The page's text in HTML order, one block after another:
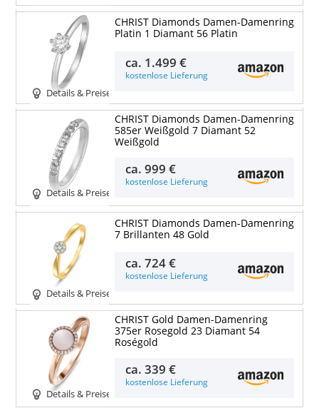
Details & Preise
CHRIST Diamonds Damen-Damenring
Platin 1 Diamant 56 Platin
ca. 1.499 €
kostenlose Lieferung
Details & Preise
CHRIST Diamonds Damen-Damenring
585er Weißgold 7 Diamant 52
Weißgold
ca.999 €
kostenlose Lieferung
Details & Preise
CHRIST Diamonds Damen-Damenring
7 Brillanten 48 Gold
ca.724 €
kostenlose Lieferung
Details & Preise
CHRIST Gold Damen-Damenring
375er Rosegold 23 Diamant 54
Roségold
ca.339 €
kostenlose Lieferung